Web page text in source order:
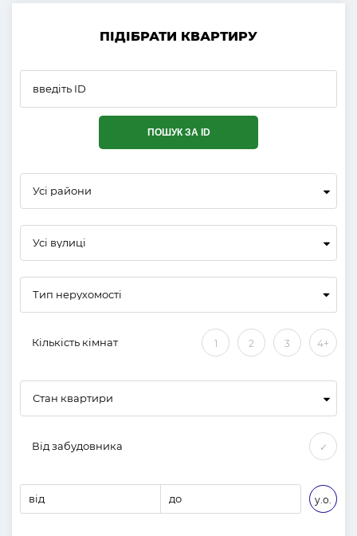
ПІДІБРАТИ КВАРТИРУ
ПОШУК ЗА ID
Усі райони
Усі вулиці
Кількість кімнат 1 2 3 4+
Стан квартири
Від забудовника ✓
від до у.о.